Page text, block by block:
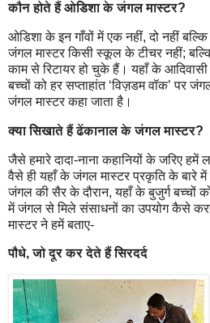
कौन होते हैं ओडिशा के जंगल मास्टर?
ओडिशा के इन गाँवों में एक नहीं, दो नहीं
जंगल मास्टर किसी स्कूल के टीचर नहीं;
काम से रिटायर हो चुके हैं। यहाँ के
बच्चों को हर सप्ताहांत ‘विज़डम वॉक’ पर
जंगल मास्टर कहा जाता है।
क्या सिखाते हैं ढेंकानाल के जंगल मास्टर?
जैसे हमारे दादा-नाना कहानियों के जरिए
वैसे ही यहाँ के जंगल मास्टर प्रकृति के बारे में
जंगल की सैर के दौरान, यहाँ के बुजुर्ग बच्चों
में जंगल से मिले संसाधनों का उपयोग कैसे
मास्टर ने हमें बताए-
पौधे, जो दूर कर देते हैं सिरदर्द